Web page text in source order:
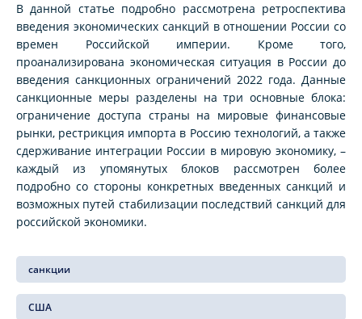
В данной статье подробно рассмотрена ретроспектива
введения экономических санкций в отношении России со
времен Российской империи. Кроме того,
проанализирована экономическая ситуация в России до
введения санкционных ограничений 2022 года. Данные
санкционные меры разделены на три основные блока:
ограничение доступа страны на мировые финансовые
рынки, рестрикция импорта в Россию технологий, а также
сдерживание интеграции России в мировую экономику, –
каждый из упомянутых блоков рассмотрен более
подробно со стороны конкретных введенных санкций и
возможных путей стабилизации последствий санкций для
российской экономики.
санкции
США